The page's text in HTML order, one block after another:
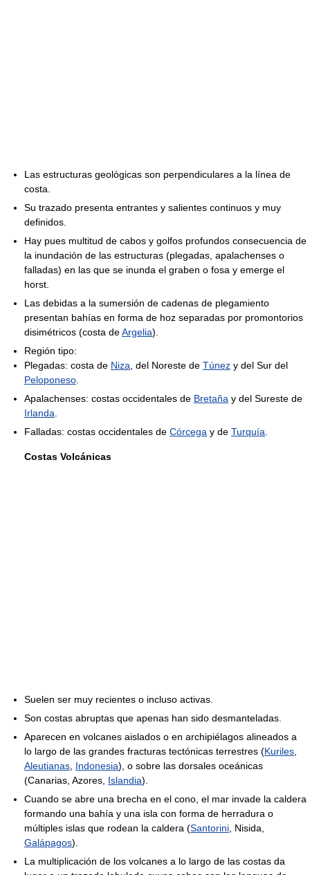
Las estructuras geológicas son perpendiculares a la línea de
costa.
Su trazado presenta entrantes y salientes continuos y muy
definidos.
Hay pues multitud de cabos y golfos profundos consecuencia de
la inundación de las estructuras (plegadas, apalachenses o
falladas) en las que se inunda el graben o fosa y emerge el
horst.
Las debidas a la sumersión de cadenas de plegamiento
presentan bahías en forma de hoz separadas por promontorios
disimétricos (costa deArgelia).
Región tipo:
Plegadas: costa de Niza, del Noreste de Túnez y del Sur del
Peloponeso.
Apalachenses: costas occidentales de Bretaña y del Sureste de
Irlanda.
Falladas: costas occidentales de Córcega y de Turquía.
Costas Volcánicas
Suelen ser muy recientes o incluso activas.
Son costas abruptas que apenas han sido desmanteladas.
Aparecen en volcanes aislados o en archipiélagos alineados a
lo largo de las grandes fracturas tectónicas terrestres (Kuriles,
Aleutianas, Indonesia), o sobre las dorsales oceánicas
(Canarias, Azores, Islandia).
Cuando se abre una brecha en el cono, el mar invade la caldera
formando una bahía y una isla con forma de herradura o
múltiples islas que rodean la caldera (Santorini, Nisida,
Galápagos).
La multiplicación de los volcanes a lo largo de las costas da